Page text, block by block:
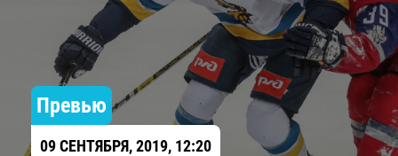
Превью
09 СЕНТЯБРЯ, 2019, 12:20